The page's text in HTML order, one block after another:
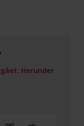
Herunder